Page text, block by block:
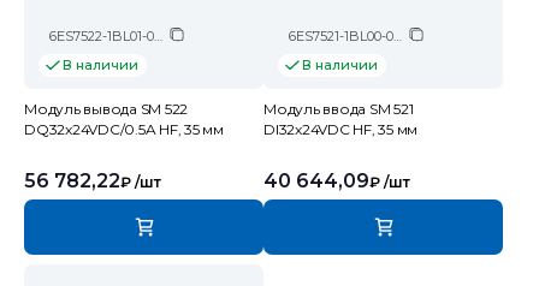
6ES7522-1BL01-0AB0
В наличии
Модуль вывода SM 522
DQ32x24VDC/0.5A HF, 35 мм
56 782,22₽ /шт
6ES7521-1BL00-0AB0
В наличии
Модуль ввода SM 521
DI32x24VDC HF, 35 мм
40 644,09₽ /шт